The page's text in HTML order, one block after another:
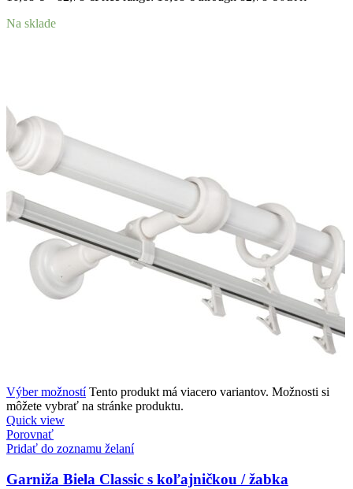
Na sklade
Výber možností Tento produkt má viacero variantov. Možnosti si
môžete vybrať na stránke produktu.
Quick view
Porovnať
Pridať do zoznamu želaní
Garniža Biela Classic s koľajničkou / žabka